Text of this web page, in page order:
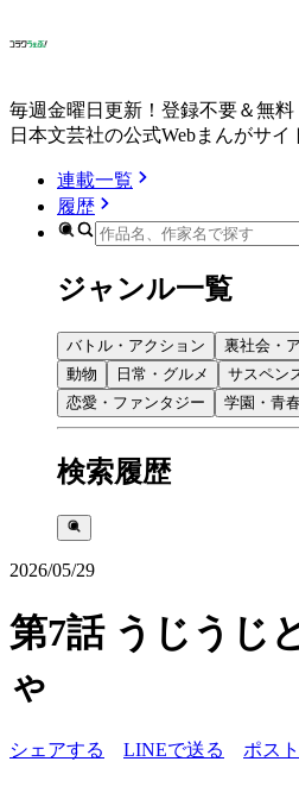
毎週金曜日更新！登録不要＆無料
日本文芸社の公式Webまんがサイ
連載一覧
履歴
ジャンル一覧
バトル・アクション 裏社会・
動物
日常・グルメ サスペン
恋愛・ファンタジー
学園・青
検索履歴
2026/05/29
第7話 うじうじ
ゃ
シェアする LINEで送る ポスト